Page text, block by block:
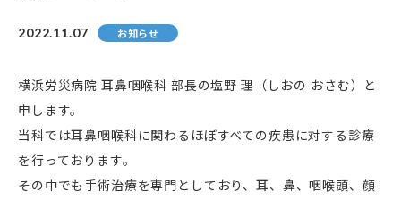
2022.11.07 お知らせ
横浜労災病院 耳鼻咽喉科 部長の塩野 理（しおの おさむ）と
申します。
当科では耳鼻咽喉科に関わるほぼすべての疾患に対する診療
を行っております。
その中でも手術治療を専門としており、耳、鼻、咽喉頭、顔